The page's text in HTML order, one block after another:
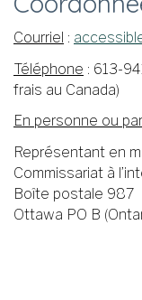
Courriel :
Téléphone : 613-
frais au Canada)
En personne ou
Représentant en
Commissariat à
Boîte postale 987
Ottawa PO B